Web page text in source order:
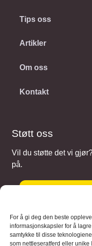
For å gi deg den beste
informasjonskapsler for å
samtykke til disse
som nettleseratferd eller unike
Tips oss
Artikler
Om oss
Kontakt
Støtt oss
Vil du støtte det vi
på.
Gi et